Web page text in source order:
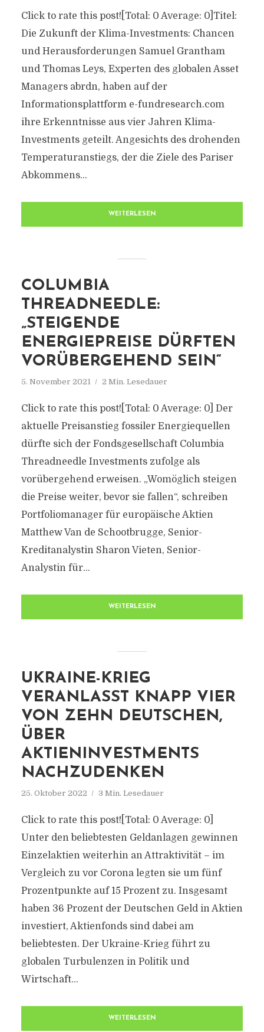
Click to rate this post![Total: 0 Average: 0]Titel:
Die Zukunft der Klima-Investments: Chancen
und Herausforderungen Samuel Grantham
und Thomas Leys, Experten des globalen Asset
Managers abrdn, haben auf der
Informationsplattform e-fundresearch.com
ihre Erkenntnisse aus vier Jahren Klima-
Investments geteilt. Angesichts des drohenden
Temperaturanstiegs, der die Ziele des Pariser
Abkommens...
WEITERLESEN
COLUMBIA
THREADNEEDLE:
„STEIGENDE
ENERGIEPREISE DÜRFTEN
VORÜBERGEHEND SEIN“
5. November 2021 2 Min. Lesedauer
Click to rate this post![Total: 0 Average: 0] Der
aktuelle Preisanstieg fossiler Energiequellen
dürfte sich der Fondsgesellschaft Columbia
Threadneedle Investments zufolge als
vorübergehend erweisen. „Womöglich steigen
die Preise weiter, bevor sie fallen“, schreiben
Portfoliomanager für europäische Aktien
Matthew Van de Schootbrugge, Senior-
Kreditanalystin Sharon Vieten, Senior-
Analystin für...
WEITERLESEN
UKRAINE-KRIEG
VERANLASST KNAPP VIER
VON ZEHN DEUTSCHEN,
ÜBER
AKTIENINVESTMENTS
NACHZUDENKEN
25. Oktober 2022 3 Min. Lesedauer
Click to rate this post![Total: 0 Average: 0]
Unter den beliebtesten Geldanlagen gewinnen
Einzelaktien weiterhin an Attraktivität – im
Vergleich zu vor Corona legten sie um fünf
Prozentpunkte auf 15 Prozent zu. Insgesamt
haben 36 Prozent der Deutschen Geld in Aktien
investiert, Aktienfonds sind dabei am
beliebtesten. Der Ukraine-Krieg führt zu
globalen Turbulenzen in Politik und
Wirtschaft...
WEITERLESEN